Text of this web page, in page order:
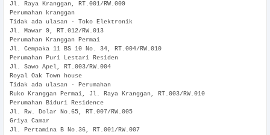
Jl. Raya Kranggan, RT.001/RW.009
Perumahan kranggan
Tidak ada ulasan · Toko Elektronik
Jl. Mawar 9, RT.012/RW.013
Perumahan Kranggan Permai
Jl. Cempaka 11 BS 10 No. 34, RT.004/RW.010
Perumahan Puri Lestari Residen
Jl. Sawo Apel, RT.003/RW.004
Royal Oak Town house
Tidak ada ulasan · Perumahan
Ruko Kranggan Permai, Jl. Raya Kranggan, RT.003/RW.010
Perumahan Biduri Residence
Jl. Rw. Dolar No.65, RT.007/RW.005
Griya Camar
Jl. Pertamina B No.36, RT.001/RW.007